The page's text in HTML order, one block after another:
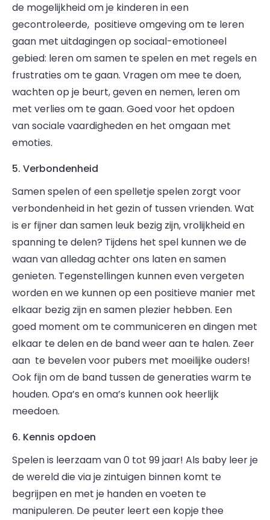
de mogelijkheid om je kinderen in een
gecontroleerde, positieve omgeving om te leren
gaan met uitdagingen op sociaal-emotioneel
gebied: leren om samen te spelen en met regels en
frustraties om te gaan. Vragen om mee te doen,
wachten op je beurt, geven en nemen, leren om
met verlies om te gaan. Goed voor het opdoen
van sociale vaardigheden en het omgaan met
emoties.
5. Verbondenheid
Samen spelen of een spelletje spelen zorgt voor
verbondenheid in het gezin of tussen vrienden. Wat
is er fijner dan samen leuk bezig zijn, vrolijkheid en
spanning te delen? Tijdens het spel kunnen we de
waan van alledag achter ons laten en samen
genieten. Tegenstellingen kunnen even vergeten
worden en we kunnen op een positieve manier met
elkaar bezig zijn en samen plezier hebben. Een
goed moment om te communiceren en dingen met
elkaar te delen en de band weer aan te halen. Zeer
aan te bevelen voor pubers met moeilijke ouders!
Ook fijn om de band tussen de generaties warm te
houden. Opa’s en oma’s kunnen ook heerlijk
meedoen.
6. Kennis opdoen
Spelen is leerzaam van 0 tot 99 jaar! Als baby leer je
de wereld die via je zintuigen binnen komt te
begrijpen en met je handen en voeten te
manipuleren. De peuter leert een kopje thee